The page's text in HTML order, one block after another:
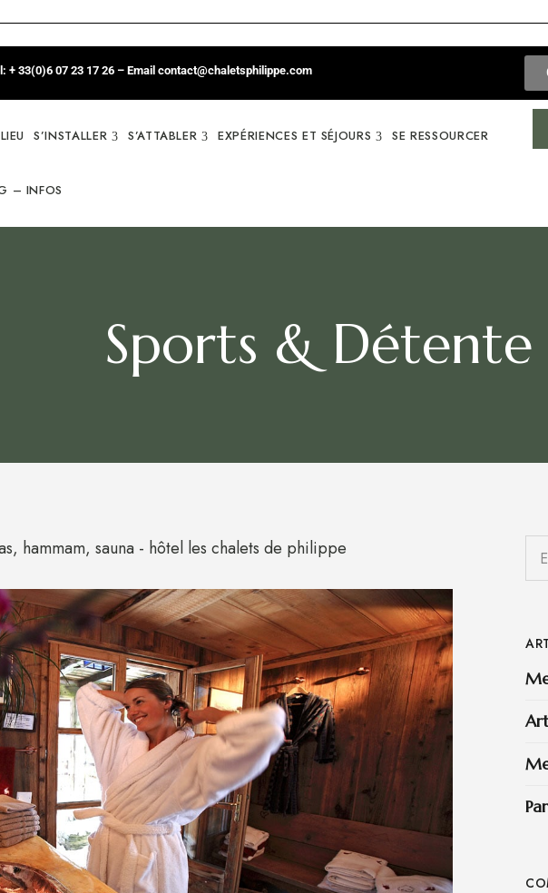
33(0)6 07 23 17 26 – Email contact@chaletsphilippe.com
S’INSTALLER S’ATTABLER EXPÉRIENCES ET SÉJOURS SE RESSOURCER
– INFOS
Sports & Détente